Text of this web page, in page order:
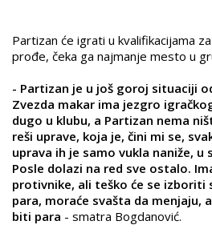
Partizan će igrati u kvalifikacijama
prođe, čeka ga najmanje mesto u
- Partizan je u još goroj situaciji
Zvezda makar ima jezgro
dugo u klubu, a Partizan nema
reši uprave, koja je, čini mi se,
uprava ih je samo vukla naniže, u
Posle dolazi na red sve ostalo.
protivnike, ali teško će se izboriti
para, moraće svašta da menjaju,
biti para - smatra Bogdanović.